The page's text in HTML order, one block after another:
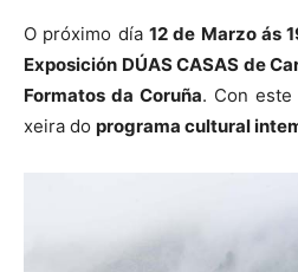
O próximo día 12 de Marzo ás
Exposición DÚAS CASAS de
Formatos da Coruña. Con este
xeira do programa cultural